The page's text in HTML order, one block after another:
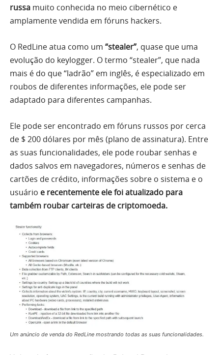
russa muito conhecida no meio cibernético e
amplamente vendida em fóruns hackers.
O RedLine atua como um “stealer”, quase que uma
evolução do keylogger. O termo “stealer”, que nada
mais é do que “ladrão” em inglês, é especializado em
roubos de diferentes informações, ele pode ser
adaptado para diferentes campanhas.
Ele pode ser encontrado em fóruns russos por cerca
de $ 200 dólares por mês (plano de assinatura). Entre
as suas funcionalidades, ele pode roubar senhas e
dados salvos em navegadores, números e senhas de
cartões de crédito, informações sobre o sistema e o
usuário e recentemente ele foi atualizado para
também roubar carteiras de criptomoeda.
Um anúncio de venda do RedLine mostrando todas as suas funcionalidades.